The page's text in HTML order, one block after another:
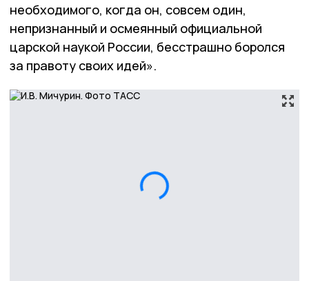
необходимого, когда он, совсем один,
непризнанный и осмеянный официальной
царской наукой России, бесстрашно боролся
за правоту своих идей».